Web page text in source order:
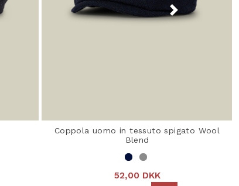
Coppola uomo in tessuto spigato Wool
Blend
52,00 DKK